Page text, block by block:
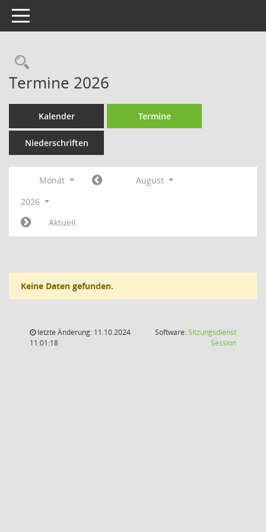
Toggle navigation
Rechercheauswahl
Termine 2026
Kalender Termine
Niederschriften
Monat
August
2026
Aktuell
Keine Daten gefunden.
letzte Änderung: 11.10.2024
11:01:18
Software:Sitzungsdienst
Session(Wird in